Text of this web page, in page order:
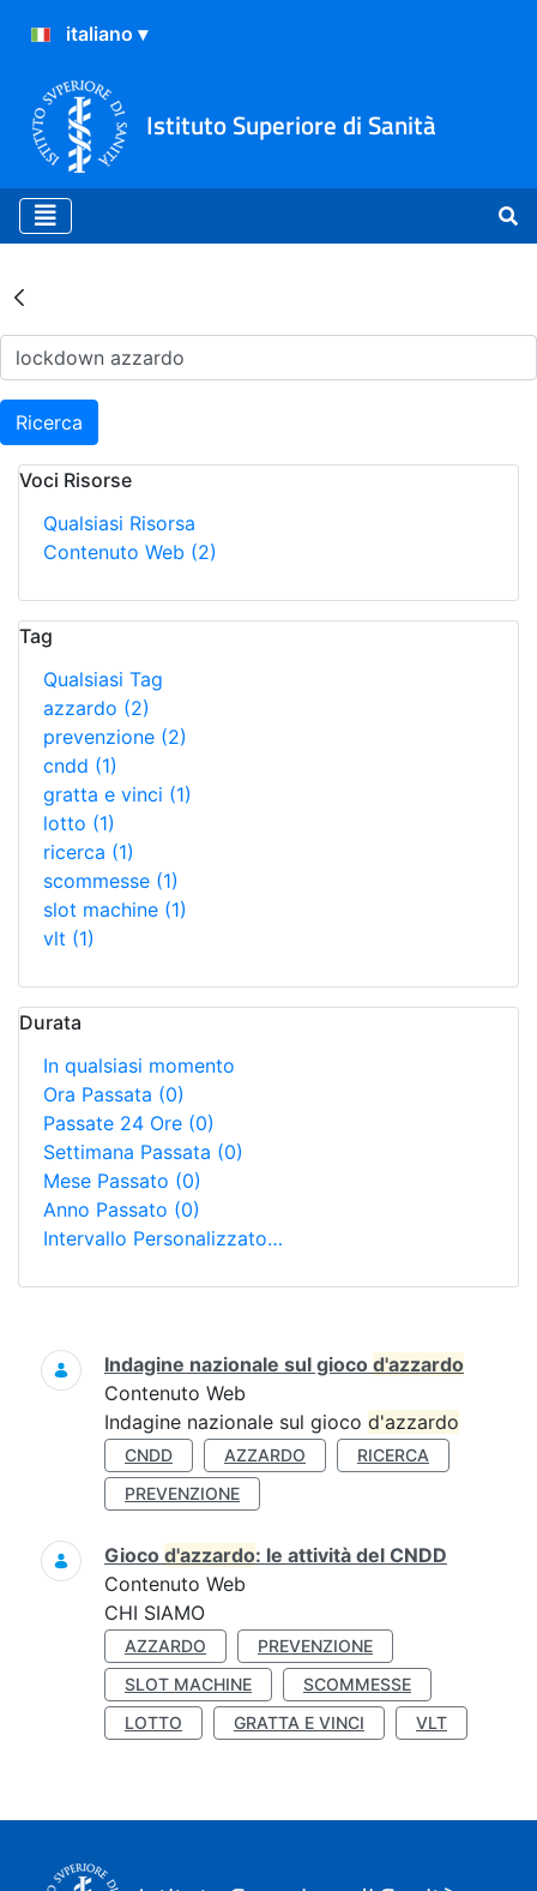
Istituto Superiore di Sanità
Risultati della Ricerca -
Ricerca
Voci Risorse
Qualsiasi Risorsa
Contenuto Web (2)
Tag
Qualsiasi Tag
azzardo (2)
prevenzione (2)
cndd (1)
gratta e vinci (1)
lotto (1)
ricerca (1)
scommesse (1)
slot machine (1)
vlt (1)
Durata
In qualsiasi momento
Ora Passata (0)
Passate 24 Ore (0)
Settimana Passata (0)
Mese Passato (0)
Anno Passato (0)
Intervallo Personalizzato…
Ricerca
Indagine nazionale sul gioco d'azzardo
Contenuto Web
Indagine nazionale sul gioco d'azzardo
CNDD AZZARDO
RICERCA
PREVENZIONE
Gioco d'azzardo: le attività del CNDD
Contenuto Web
CHI SIAMO
AZZARDO
PREVENZIONE
SLOT MACHINE
SCOMMESSE
LOTTO
GRATTA E VINCI VLT